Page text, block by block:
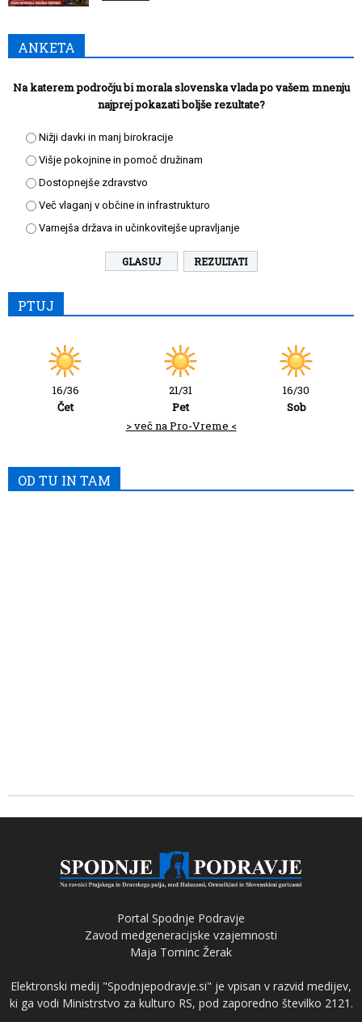
ANKETA
Na katerem področju bi morala slovenska vlada po vašem mnenju
najprej pokazati boljše rezultate?
Nižji davki in manj birokracije
Višje pokojnine in pomoč družinam
Dostopnejše zdravstvo
Več vlaganj v občine in infrastrukturo
Varnejša država in učinkovitejše upravljanje
REZULTATI
PTUJ
16/36
Čet
21/31
Pet
16/30
Sob
> več na Pro-Vreme <
OD TU IN TAM
Portal Spodnje Podravje
Zavod medgeneracijske vzajemnosti
Maja Tominc Žerak
Elektronski medij "Spodnjepodravje.si" je vpisan v razvid medijev,
ki ga vodi Ministrstvo za kulturo RS, pod zaporedno številko 2121.